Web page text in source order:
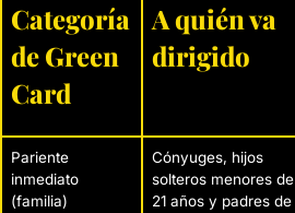
Categoría
de Green
Card
A quién va
dirigido
Pariente
inmediato
(familia)
Cónyuges, hijos
solteros menores de
21 años y padres de